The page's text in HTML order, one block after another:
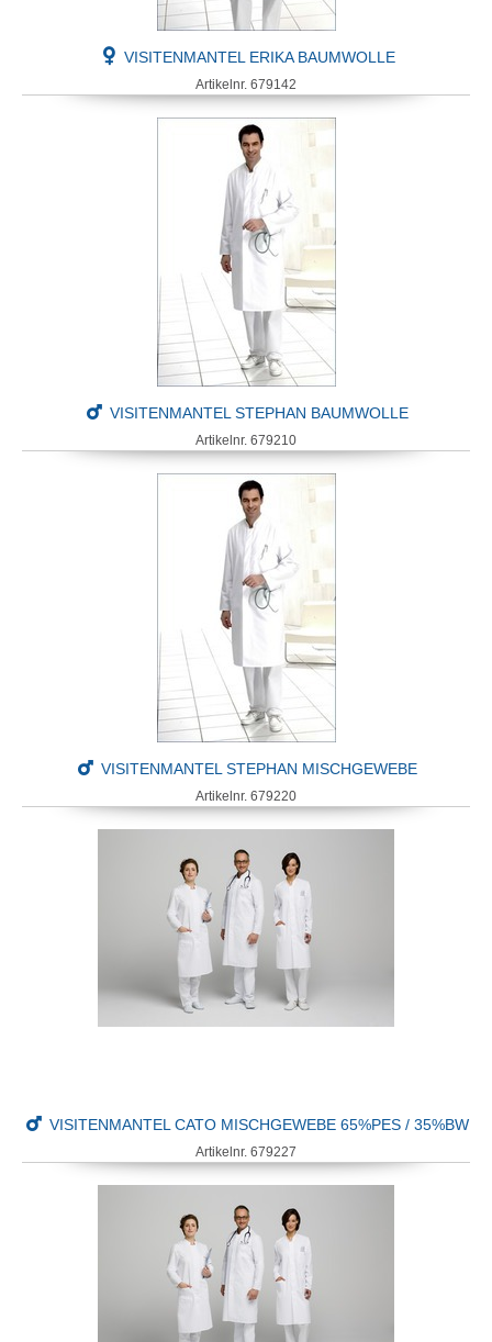
VISITENMANTEL ERIKA BAUMWOLLE
Artikelnr. 679142
VISITENMANTEL STEPHAN BAUMWOLLE
Artikelnr. 679210
VISITENMANTEL STEPHAN MISCHGEWEBE
Artikelnr. 679220
VISITENMANTEL CATO MISCHGEWEBE 65%PES / 35%BW
Artikelnr. 679227